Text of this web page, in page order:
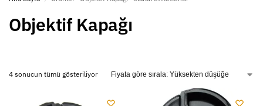
Objektif Kapağı
4 sonucun tümü gösteriliyor